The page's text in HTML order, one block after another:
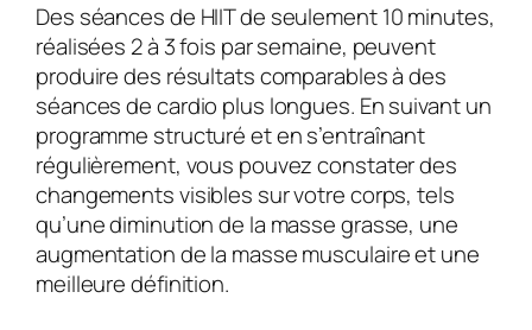
Des séances de HIIT de seulement 10 minutes,
réalisées 2 à 3 fois par semaine, peuvent
produire des résultats comparables à des
séances de cardio plus longues. En suivant un
programme structuré et en s’entraînant
régulièrement, vous pouvez constater des
changements visibles sur votre corps, tels
qu’une diminution de la masse grasse, une
augmentation de la masse musculaire et une
meilleure définition.